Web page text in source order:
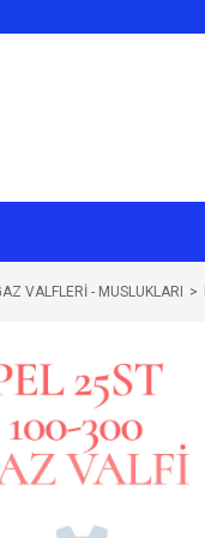
VALFLERİ - MUSLUKLARI